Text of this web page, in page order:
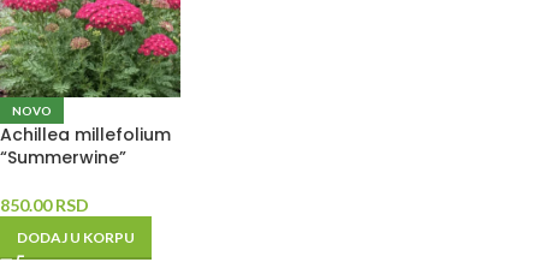
NOVO
Achillea millefolium
“Summerwine”
850.00RSD
DODAJ U KORPU